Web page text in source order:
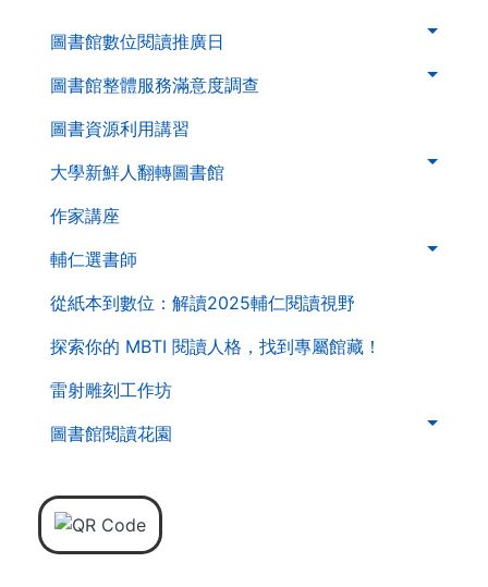
第
二
層
覽
列
圖書館數位閱讀推廣日
圖書館整體服務滿意度調查
圖書資源利用講習
大學新鮮人翻轉圖書館
作家講座
輔仁選書師
從紙本到數位：解讀2025輔仁閱讀視野
探索你的 MBTI 閱讀人格，找到專屬館藏！
雷射雕刻工作坊
圖書館閱讀花園